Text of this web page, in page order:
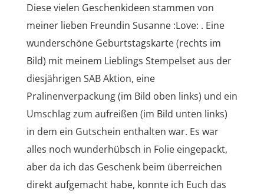
Diese vielen Geschenkideen stammen von
meiner lieben Freundin Susanne :Love: . Eine
wunderschöne Geburtstagskarte (rechts im
Bild) mit meinem Lieblings Stempelset aus der
diesjährigen SAB Aktion, eine
Pralinenverpackung (im Bild oben links) und ein
Umschlag zum aufreißen (im Bild unten links)
in dem ein Gutschein enthalten war. Es war
alles noch wunderhübsch in Folie eingepackt,
aber da ich das Geschenk beim überreichen
direkt aufgemacht habe, konnte ich Euch das